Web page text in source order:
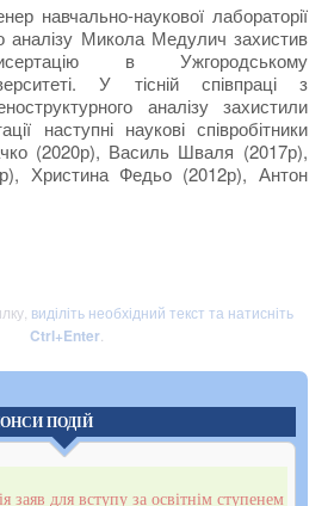
навчально-наукової лабораторії
аналізу Микола Медулич захистив
в Ужгородському
У тісній співпраці з
аналізу захистили
наступні наукові співробітники
(2020р), Василь Шваля (2017р),
Христина Федьо (2012р), Антон
виділіть необхідний текст та натисніть
Ctrl+Enter
ПОДІЙ
заяв для вступу за освітнім ступенем